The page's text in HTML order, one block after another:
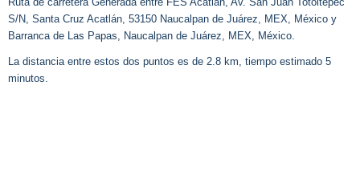
S/N, Santa Cruz Acatlán, 53150 Naucalpan de Juárez, MEX, México y
Barranca de Las Papas, Naucalpan de Juárez, MEX, México.
La distancia entre estos dos puntos es de 2.8 km, tiempo estimado 5
minutos.